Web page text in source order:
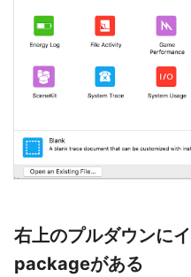
右上のプルダウンに
packageがある